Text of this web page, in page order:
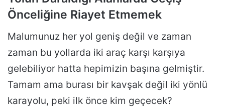
Önceliğine Riayet Etmemek
Malumunuz her yol geniş değil ve zaman
zaman bu yollarda iki araç karşı karşıya
gelebiliyor hatta hepimizin başına gelmiştir.
Tamam ama burası bir kavşak değil iki yönlü
karayolu, peki ilk önce kim geçecek?